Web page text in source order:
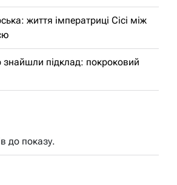
життя імператриці Сісі між
підклад: покроковий
до показу.